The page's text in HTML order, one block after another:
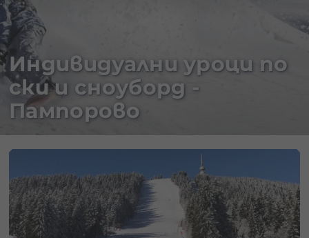
Индивидуални уроци по
ски и сноуборд -
Пампорово